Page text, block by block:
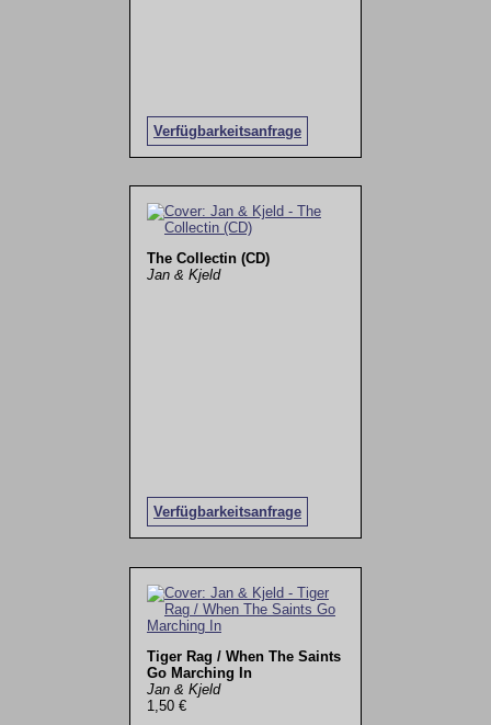
Verfügbarkeitsanfrage
The Collectin (CD)
Jan & Kjeld
Verfügbarkeitsanfrage
Tiger Rag / When The Saints
Go Marching In
Jan & Kjeld
1,50 €